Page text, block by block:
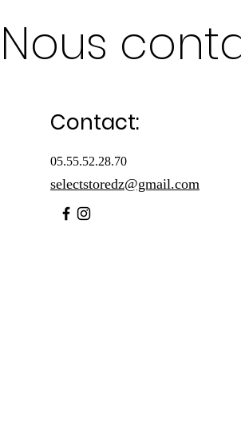
Nous
Contact:
05.55.52.28.70
selectstoredz@gmail.com